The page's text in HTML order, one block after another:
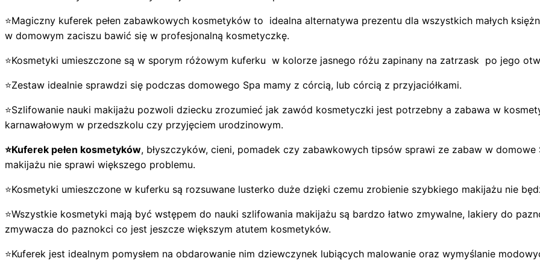
⭐Magiczny kuferek pełen zabawkowych kosmetyków to idealna alternatywa prezentu dla wszystkich małych
w domowym zaciszu bawić się w profesjonalną kosmetyczkę.
⭐Kosmetyki umieszczone są w sporym różowym kuferku w kolorze jasnego różu zapinany na zatrzask po jego
⭐Zestaw idealnie sprawdzi się podczas domowego Spa mamy z córcią, lub córcią z przyjaciółkami.
⭐Szlifowanie nauki makijażu pozwoli dziecku zrozumieć jak zawód kosmetyczki jest potrzebny a zabawa w
karnawałowym w przedszkolu czy przyjęciem urodzinowym.
⭐Kuferek pełen kosmetyków, błyszczyków, cieni, pomadek czy zabawkowych tipsów sprawi ze zabaw w
makijażu nie sprawi większego problemu.
⭐Kosmetyki umieszczone w kuferku są rozsuwane lusterko duże dzięki czemu zrobienie szybkiego makijażu nie
⭐Wszystkie kosmetyki mają być wstępem do nauki szlifowania makijażu są bardzo łatwo zmywalne, lakiery do
zmywacza do paznokci co jest jeszcze większym atutem kosmetyków.
⭐Kuferek jest idealnym pomysłem na obdarowanie nim dziewczynek lubiących malowanie oraz wymyślanie